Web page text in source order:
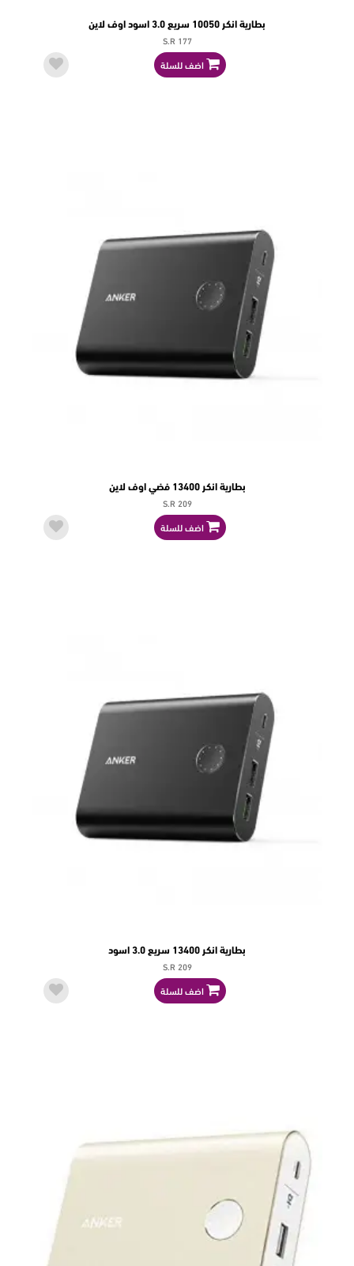
بطارية انكر 10050 سريع 3.0 اسود اوف لاين
S.R 177
اضف للسلة
بطارية انكر 13400 فضي اوف لاين
S.R 209
اضف للسلة
بطارية انكر 13400 سريع 3.0 اسود
S.R 209
اضف للسلة